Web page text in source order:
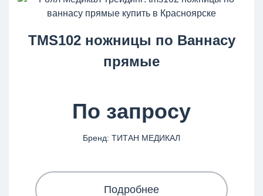
TMS102 ножницы по Ваннасу
прямые
По запросу
Бренд: ТИТАН МЕДИКАЛ
Подробнее